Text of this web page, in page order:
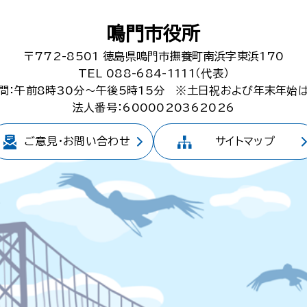
鳴門市役所
〒772-8501
徳島県鳴門市撫養町南浜字東浜170
TEL 088-684-1111（代表）
：午前8時30分～午後5時15分
※土日祝および年末年始
法人番号：6000020362026
ご意見・お問い合わせ サイトマップ